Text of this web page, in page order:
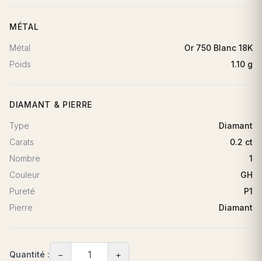
MÉTAL
Métal
Or 750 Blanc 18K
Poids
1.10 g
DIAMANT & PIERRE
Type
Diamant
Carats
0.2 ct
Nombre
1
Couleur
GH
Pureté
P1
Pierre
Diamant
Quantité : − +